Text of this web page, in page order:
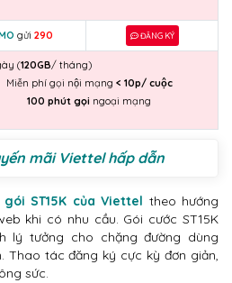
gửi 290 ĐĂNG KÝ
(120GB/ tháng)
Miễn phí gọi nội mạng < 10p/ cuộc
100 phút gọi ngoại mạng
mãi Viettel hấp dẫn
ST15K của Viettel theo hướng
khi có nhu cầu. Gói cước ST15K
lý tưởng cho chặng đường dùng
Thao tác đăng ký cực kỳ đơn giản,
sức.